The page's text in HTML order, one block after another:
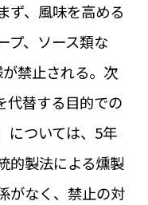
ず、風味を高める
プ、ソース類な
禁止される。次
代替する目的での
については、5年
的製法による燻製
がなく、禁止の対